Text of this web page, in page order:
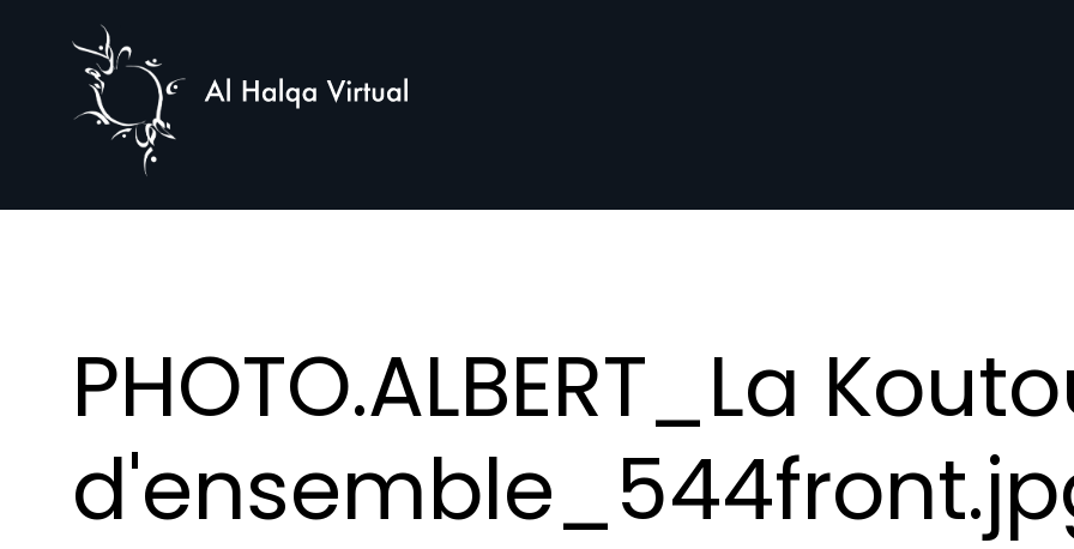
Al
Halqa
PHOTO.ALBERT_La